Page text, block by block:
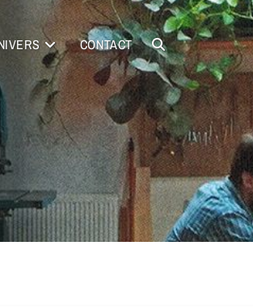
CONTACT